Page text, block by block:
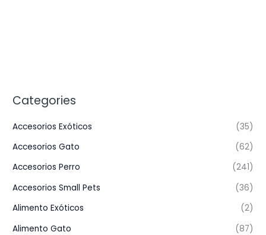
Categories
Accesorios Exóticos
(35)
Accesorios Gato
(62)
Accesorios Perro
(241)
Accesorios Small Pets
(36)
Alimento Exóticos
(2)
Alimento Gato
(87)